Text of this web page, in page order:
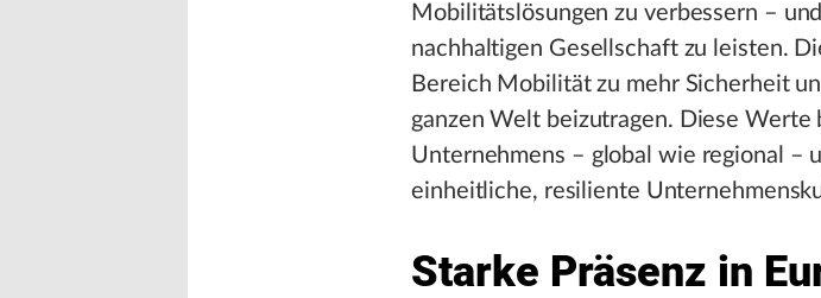
Mobilitätslösungen zu verbessern –
nachhaltigen Gesellschaft zu leisten.
Bereich Mobilität zu mehr Sicherheit
ganzen Welt beizutragen. Diese Werte
Unternehmens – global wie regional –
einheitliche, resiliente
Starke Präsenz in